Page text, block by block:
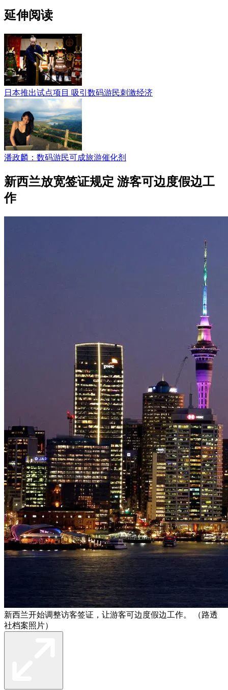
延伸阅读
日本推出试点项目 吸引数码游民刺激经济
潘政麟：数码游民可成旅游催化剂
新西兰放宽签证规定 游客可边度假边工
作
新西兰开始调整访客签证，让游客可边度假边工作。 （路透
社档案照片）